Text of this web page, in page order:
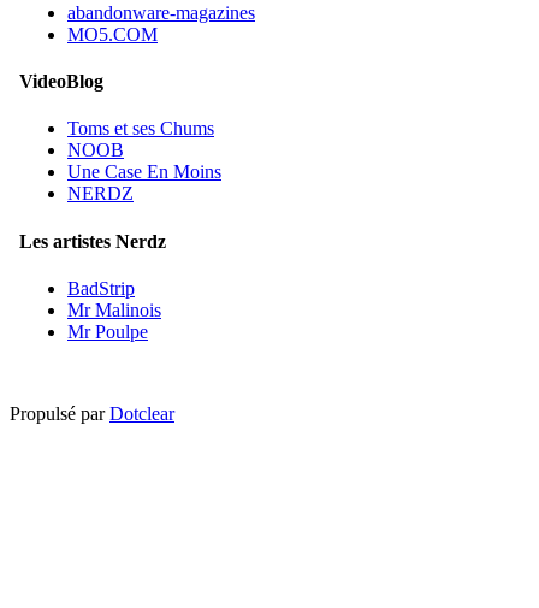
abandonware-magazines
MO5.COM
VideoBlog
Toms et ses Chums
NOOB
Une Case En Moins
NERDZ
Les artistes Nerdz
BadStrip
Mr Malinois
Mr Poulpe
Propulsé parDotclear